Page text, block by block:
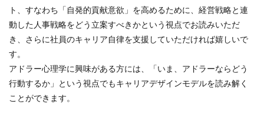
ト、すなわち「自発的貢献意欲」を高めるために、経営戦略と連
動した人事戦略をどう立案すべきかという視点でお読みいただ
き、さらに社員のキャリア自律を支援していただければ嬉しいで
す。
アドラー心理学に興味がある方には、「いま、アドラーならどう
行動するか」という視点でもキャリアデザインモデルを読み解く
ことができます。